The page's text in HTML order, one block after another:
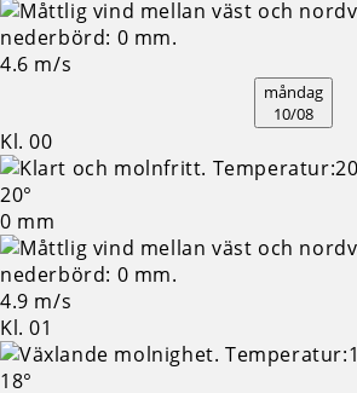
4.6 m/s
måndag
10/08
Kl. 00
20°
0 mm
4.9 m/s
Kl. 01
18°